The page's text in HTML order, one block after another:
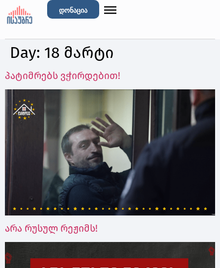
დონაცია
Day: 18 მარტი
️პატიმრებს ვჭირდებით!
არა რუსულ რეჟიმს!